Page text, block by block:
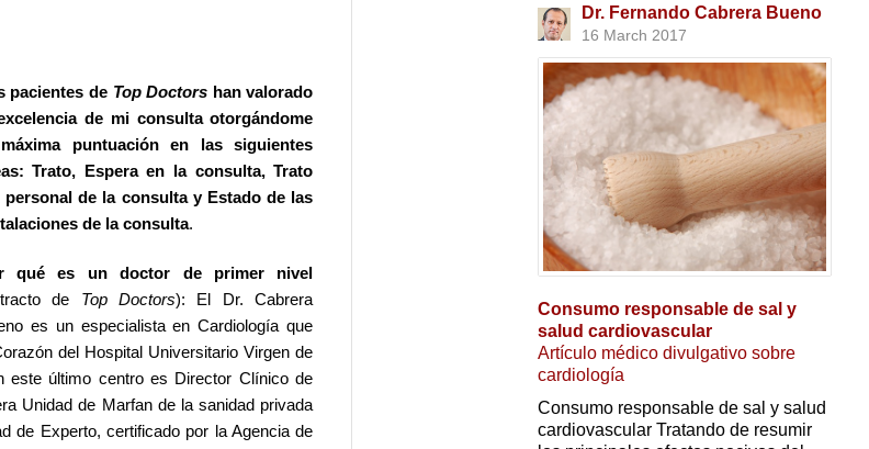
pacientes de Top Doctors han valorado
de mi consulta otorgándome
puntuación en las siguientes
Trato, Espera en la consulta, Trato
personal de la consulta y Estado de las
de la consulta.
qué es un doctor de primer nivel
de Top Doctors):
El Dr. Cabrera
es un especialista en Cardiología que
del Hospital Universitario Virgen de
este último centro es Director Clínico de
Unidad de Marfan de la sanidad privada
de Experto, certificado por la Agencia de
Dr. Fernando Cabrera Bueno
16 March 2017
Consumo responsable de sal y
salud cardiovascular
Artículo médico divulgativo sobre
cardiología
Consumo responsable de sal y salud
cardiovascular Tratando de resumir